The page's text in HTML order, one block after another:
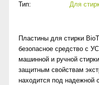
Тип: Для
Пластины для стирки
безопасное средство
машинной и ручной
защитным свойствам
находится под надежной